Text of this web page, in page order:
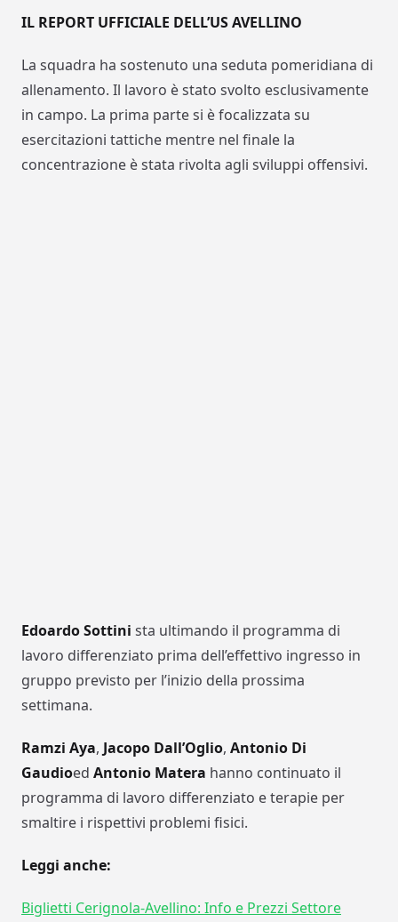
IL REPORT UFFICIALE DELL’US AVELLINO
La squadra ha sostenuto una seduta pomeridiana di
allenamento. Il lavoro è stato svolto esclusivamente
in campo. La prima parte si è focalizzata su
esercitazioni tattiche mentre nel finale la
concentrazione è stata rivolta agli sviluppi offensivi.
Edoardo Sottini sta ultimando il programma di
lavoro differenziato prima dell’effettivo ingresso in
gruppo previsto per l’inizio della prossima
settimana.
Ramzi Aya, Jacopo Dall’Oglio, Antonio Di
Gaudioed Antonio Matera hanno continuato il
programma di lavoro differenziato e terapie per
smaltire i rispettivi problemi fisici.
Leggi anche:
Biglietti Cerignola-Avellino: Info e Prezzi Settore